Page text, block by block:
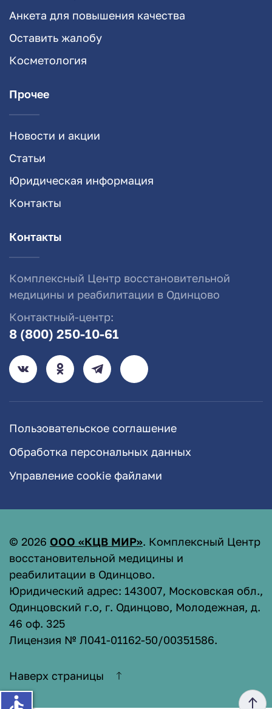
Анкета для повышения качества
Оставить жалобу
Косметология
Прочее
Новости и акции
Статьи
Юридическая информация
Контакты
Контакты
Комплексный Центр восстановительной
медицины и реабилитации в Одинцово
Контактный-центр:
8 (800) 250-10-61
Пользовательское соглашение
Обработка персональных данных
Управление cookie файлами
© 2026 ООО «КЦВ МИР». Комплексный Центр
восстановительной медицины и
реабилитации в Одинцово.
Юридический адрес: 143007, Московская обл.,
Одинцовский г.о, г. Одинцово, Молодежная, д.
46 оф. 325
Лицензия № Л041-01162-50/00351586.
Наверх страницы